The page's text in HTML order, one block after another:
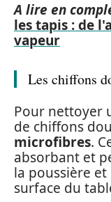
A lire en
les tapis : de
vapeur
Les chiffons
Pour nettoyer
de chiffons
microfibres.
absorbant et
la poussière et
surface du